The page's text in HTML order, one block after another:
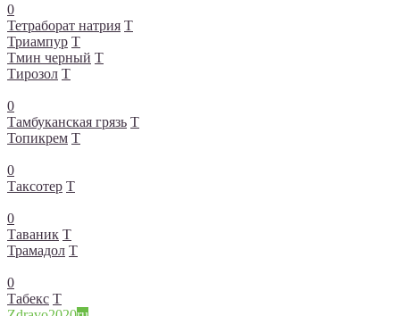
0
Тетраборат натрия Т
Триампур Т
Тмин черный Т
Тирозол Т
0
Тамбуканская грязь Т
Топикрем Т
0
Таксотер Т
0
Таваник Т
Трамадол Т
0
Табекс Т